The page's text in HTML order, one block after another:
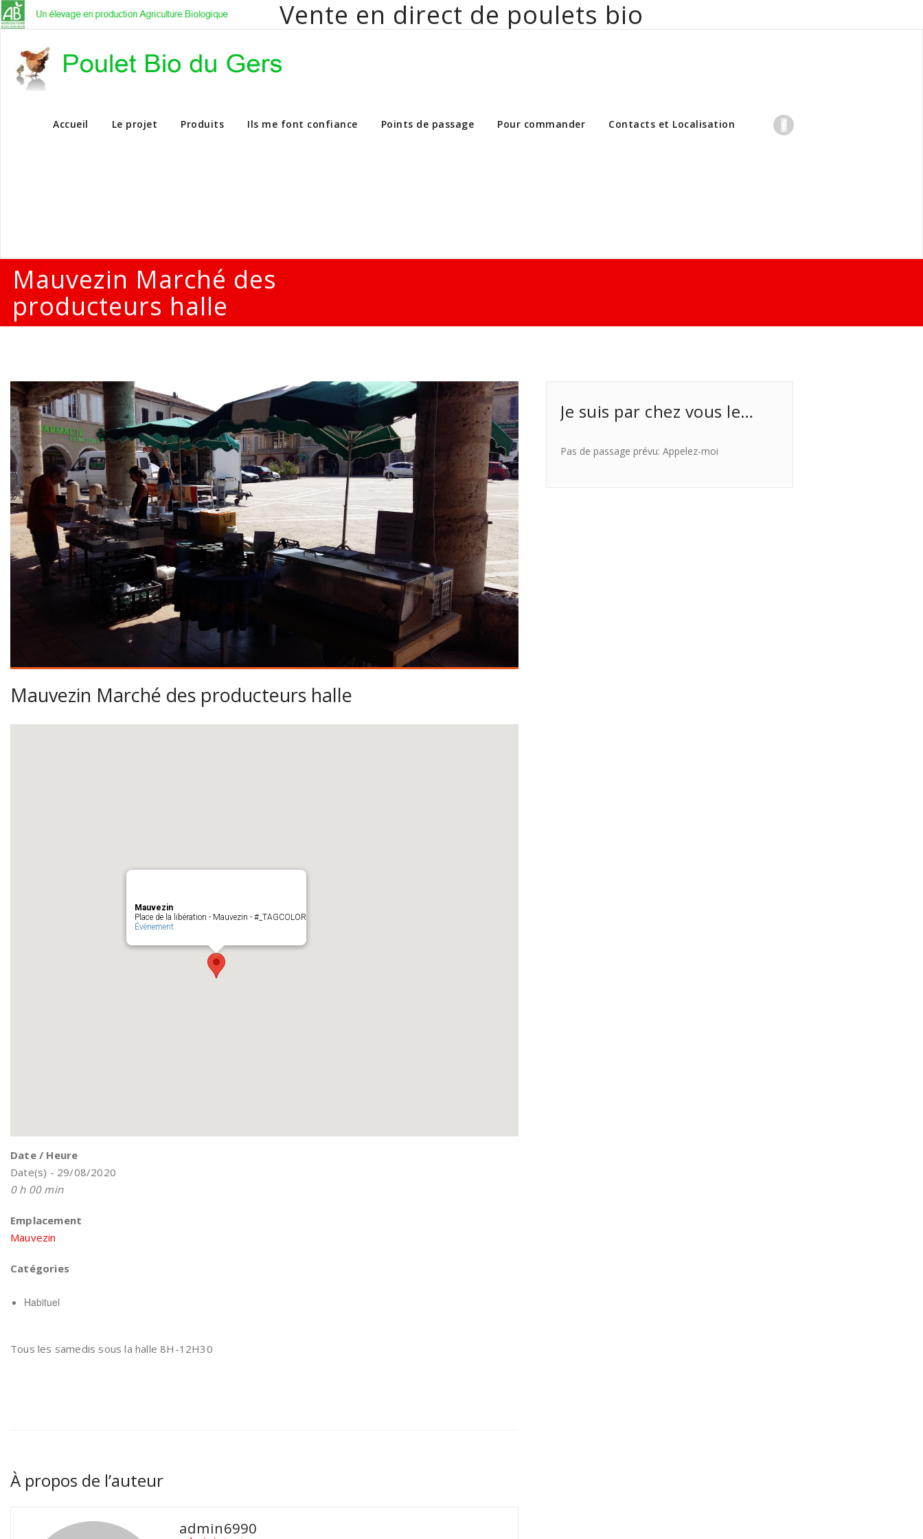
Vente en direct de poulets bio
Vente en direct de poulets bio aux particuliers et professionnels
Accueil Le projet Produits Ils me font confiance Points de passage Pour commander Contacts et Localisation
Mauvezin Marché des
producteurs halle
Mauvezin Marché des producteurs halle
Mauvezin
Place de la libération - Mauvezin - #_TAGCOLOR
Évènement
Date / Heure
Date(s) - 29/08/2020
0 h 00 min
Emplacement
Mauvezin
Catégories
Habituel
Tous les samedis sous la halle 8H-12H30
À propos de l’auteur
admin6990
Je suis par chez vous le…
Pas de passage prévu: Appelez-moi